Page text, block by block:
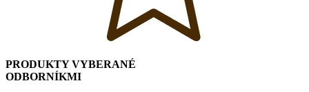
PRODUKTY VYBERANÉ
ODBORNÍKMI